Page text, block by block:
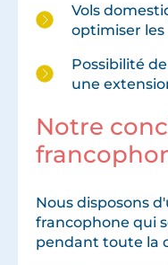
Vols
optimiser
Possibilité
une
Notre
Nous disposons
francophone qui
pendant toute la